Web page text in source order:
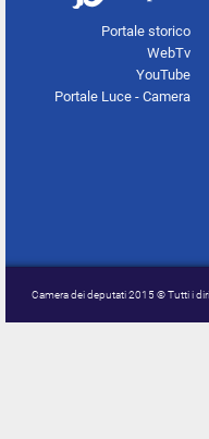
Portale storico
WebTv
YouTube
Portale Luce - Camera
Camera dei deputati 2015 © Tutti i